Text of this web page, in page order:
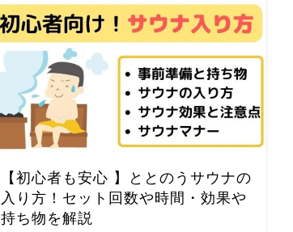
【初心者も安心 】ととのうサウナの
入り方！セット回数や時間・効果や
持ち物を解説